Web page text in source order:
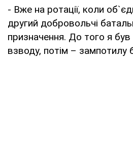
- Вже на ротації, коли
другий добровольчі
призначення. До того я
взводу, потім – зампотилу